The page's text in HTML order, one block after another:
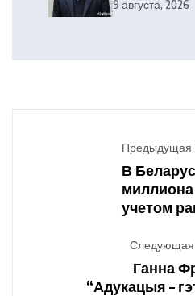
9 августа, 2026
Предыдущая
В
миллиона
учетом
Следующая
Ганна
“Адукацыя –